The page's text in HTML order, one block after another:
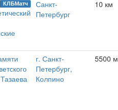
КЛБМатч
Санкт-
Петербург
10 км
г. Санкт-
Петербург,
Колпино
5500 м